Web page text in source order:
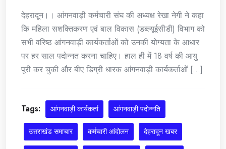
देहरादून।। आंगनवाड़ी कर्मचारी संघ की अध्यक्ष रेखा नेगी ने कहा
कि महिला सशक्तिकरण एवं बाल विकास (डब्ल्यूईसीडी) विभाग को
सभी वरिष्ठ आंगनवाड़ी कार्यकर्ताओं को उनकी योग्यता के आधार
पर हर साल पदोन्नत करना चाहिए। हाल ही में 18 वर्ष की आयु
पूरी कर चुकी और बीए डिग्री धारक आंगनवाड़ी कार्यकर्ताओं [...]
Tags: आंगनवाड़ी कार्यकर्ता आंगनवाड़ी पदोन्नति
उत्तराखंड समाचार कर्मचारी आंदोलन देहरादून खबर